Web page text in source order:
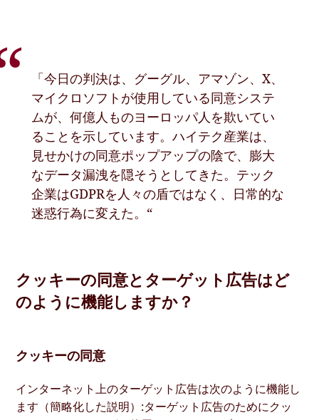
「今日の判決は、グーグル、アマゾン、X、
マイクロソフトが使用している同意システ
ムが、何億人ものヨーロッパ人を欺いてい
ることを示しています。ハイテク産業は、
見せかけの同意ポップアップの陰で、膨大
なデータ漏洩を隠そうとしてきた。テック
企業はGDPRを人々の盾ではなく、日常的な
迷惑行為に変えた。“
クッキーの同意とターゲット広告はど
のように機能しますか？
クッキーの同意
インターネット上のターゲット広告は次のように機能し
ます（簡略化した説明）:ターゲット広告のためにクッ